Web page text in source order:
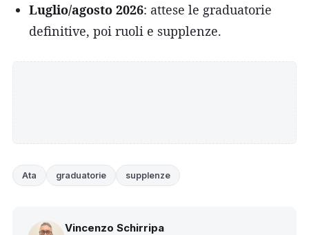
Luglio/agosto 2026: attese le graduatorie
definitive, poi ruoli e supplenze.
Ata graduatorie supplenze
Vincenzo Schirripa